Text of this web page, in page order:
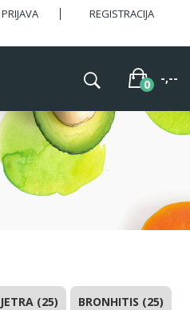
PRIJAVA REGISTRACIJA
-,--
JETRA (25) BRONHITIS (25)